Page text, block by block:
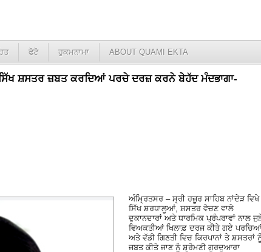
ਫੋਟੋ ਹੁਕਮਨਾਮਾ ABOUT QUAMI EKTA
ਸਿੱਖ ਸ਼ਸਤਰ ਜ਼ਬਤ ਕਰਦਿਆਂ ਪਰਚੇ ਦਰਜ਼ ਕਰਨੇ ਬੇਹੱਦ ਮੰਦਭਾਗਾ-
ਅੰਮ੍ਰਿਤਸਰ – ਸ੍ਰੀ ਹਜ਼ੂਰ ਸਾਹਿਬ ਨਾਂਦੇੜ ਵਿਖੇ
ਸਿੱਖ ਸ਼ਰਧਾਲੂਆਂ, ਸ਼ਸਤਰ ਵੇਚਣ ਵਾਲੇ
ਦੁਕਾਨਦਾਰਾਂ ਅਤੇ ਧਾਰਮਿਕ ਪ੍ਰੰਪਰਾਵਾਂ ਨਾਲ
ਵਿਅਕਤੀਆਂ ਖਿਲਾਫ਼ ਦਰਜ ਕੀਤੇ ਗਏ ਪਰਚਿਆਂ
ਅਤੇ ਵੱਡੀ ਗਿਣਤੀ ਵਿਚ ਕਿਰਪਾਨਾਂ ਤੇ ਸ਼ਸਤਰਾਂ
ਜਬਤ ਕੀਤੇ ਜਾਣ ਨੂੰ ਸ਼੍ਰੋਮਣੀ ਗੁਰਦੁਆਰਾ